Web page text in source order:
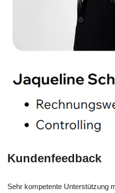
Kundenfeedback
Sehr kompetente Unterstützung